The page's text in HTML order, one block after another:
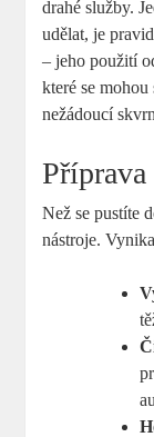
drahé služby.
udělat, je
– jeho použití
které se
nežádoucí
Příprava
Než se pustíte
nástroje.